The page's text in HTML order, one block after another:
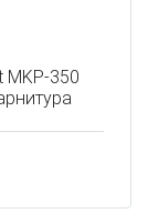
MKP-350